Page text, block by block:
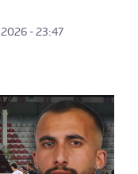
- 23:47